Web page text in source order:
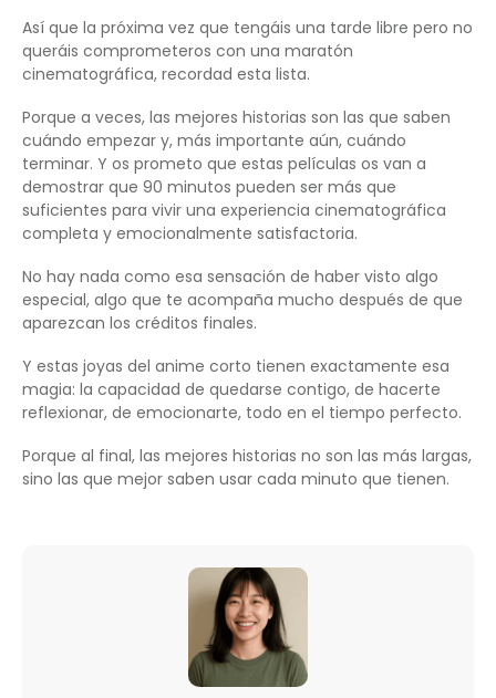
Así que la próxima vez que tengáis una tarde libre pero no
queráis comprometeros con una maratón
cinematográfica, recordad esta lista.
Porque a veces, las mejores historias son las que saben
cuándo empezar y, más importante aún, cuándo
terminar. Y os prometo que estas películas os van a
demostrar que 90 minutos pueden ser más que
suficientes para vivir una experiencia cinematográfica
completa y emocionalmente satisfactoria.
No hay nada como esa sensación de haber visto algo
especial, algo que te acompaña mucho después de que
aparezcan los créditos finales.
Y estas joyas del anime corto tienen exactamente esa
magia: la capacidad de quedarse contigo, de hacerte
reflexionar, de emocionarte, todo en el tiempo perfecto.
Porque al final, las mejores historias no son las más largas,
sino las que mejor saben usar cada minuto que tienen.